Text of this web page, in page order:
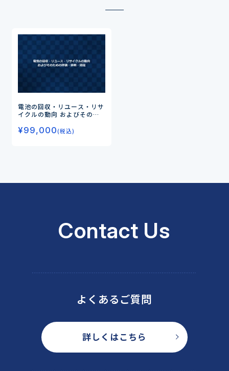
電池の回収・リユース・リサ
イクルの動向 およびそのた
¥99,000(税込)
Contact Us
よくあるご質問
詳しくはこちら